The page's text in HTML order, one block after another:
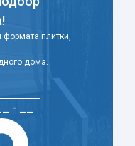
плитки,
дома.